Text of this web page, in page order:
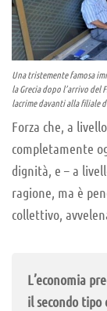
Una tristemente famosa
la Grecia dopo l’arrivo del
lacrime davanti alla filiale
Forza che, a
completamente
dignità, e – a
ragione, ma è
collettivo,
L’economia
il secondo tipo